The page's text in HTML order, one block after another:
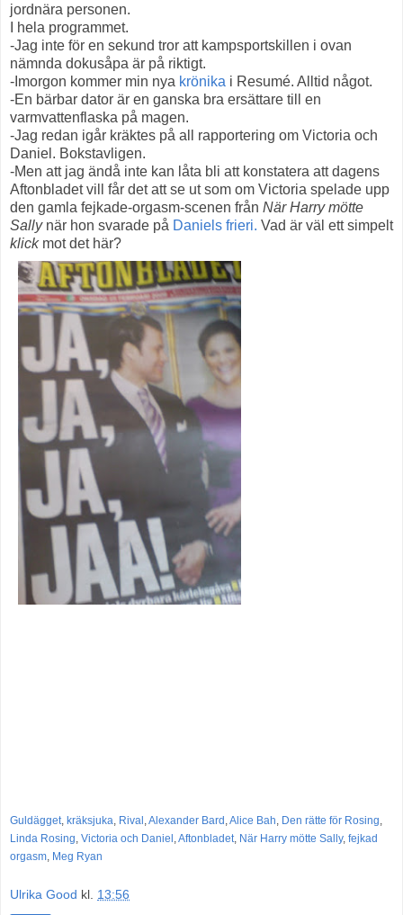
jordnära personen.
I hela programmet.
-Jag inte för en sekund tror att kampsportskillen i ovan
nämnda dokusåpa är på riktigt.
-Imorgon kommer min nya krönika i Resumé. Alltid något.
-En bärbar dator är en ganska bra ersättare till en
varmvattenflaska på magen.
-Jag redan igår kräktes på all rapportering om Victoria och
Daniel. Bokstavligen.
-Men att jag ändå inte kan låta bli att konstatera att dagens
Aftonbladet vill får det att se ut som om Victoria spelade upp
den gamla fejkade-orgasm-scenen från När Harry mötte
Sallynär hon svarade på Daniels frieri. Vad är väl ett simpelt
klickmot det här?
Guldägget, kräksjuka, Rival ,Alexander Bard ,Alice Bah, Den rätte för Rosing,
Linda Rosing, Victoria och Daniel ,Aftonbladet, När Harry mötte Sally, fejkad
orgasm, Meg Ryan
Ulrika Good kl. 13:56